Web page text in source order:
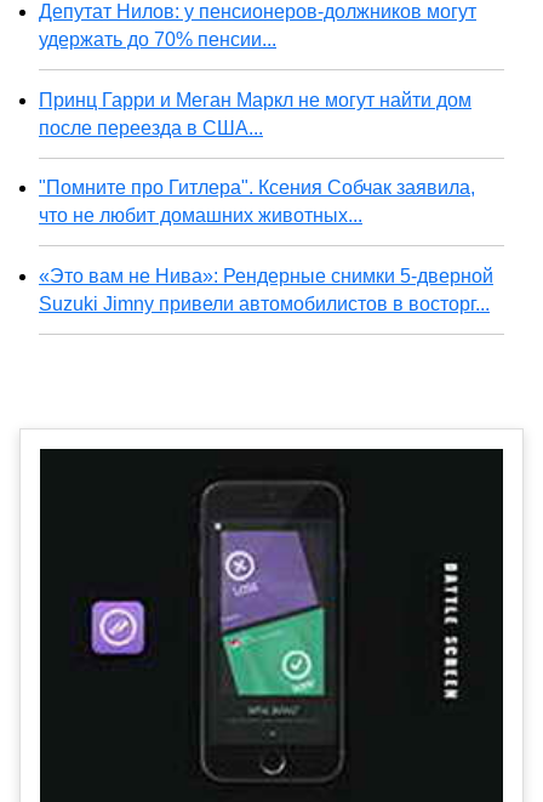
Депутат Нилов: у пенсионеров-должников могут
удержать до 70% пенсии...
Принц Гарри и Меган Маркл не могут найти дом
после переезда в США...
"Помните про Гитлера". Ксения Собчак заявила,
что не любит домашних животных...
«Это вам не Нива»: Рендерные снимки 5-дверной
Suzuki Jimny привели автомобилистов в восторг...